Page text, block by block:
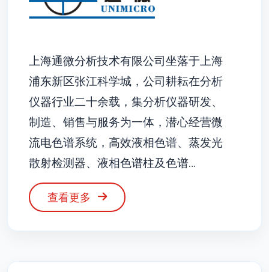
上海通微分析技术有限公司坐落于上海
浦东新区张江科学城，公司耕耘在分析
仪器行业二十余载，集分析仪器研发、
制造、销售与服务为一体，潜心经营微
流电色谱系统，高效液相色谱、蒸发光
散射检测器、液相色谱柱及色谱…
查看更多